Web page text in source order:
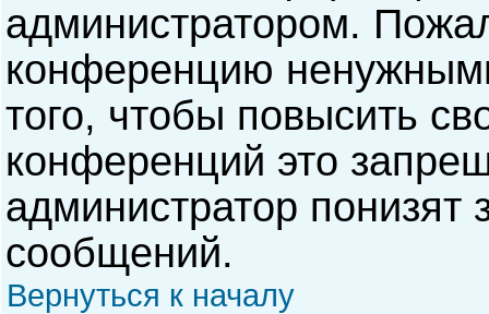
администратором.
конференцию
того, чтобы повысить
конференций это
администратор понизят
сообщений.
Вернуться к началу